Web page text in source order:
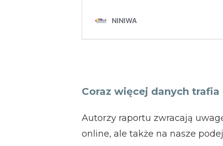
Coraz więcej danych trafia
Autorzy raportu zwracają
online, ale także na nasze